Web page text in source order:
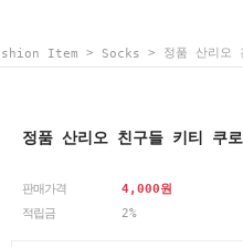
Item > Socks > 정품 산리오
정품 산리오 친구들 키티 쿠
판매가격 4,000원
적립금
2%